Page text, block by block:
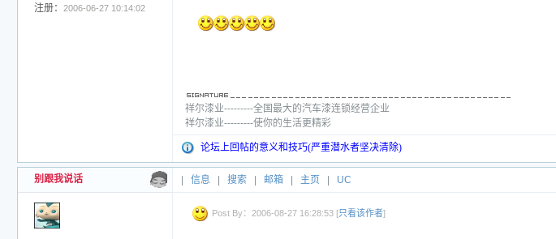
注册：
2006-06-27 10:14:02
祥尔漆业---------全国最大的汽车漆连锁经营企业
祥尔漆业---------使你的生活更精彩
论坛上回帖的意义和技巧(严重潜水者坚决清除)
别跟我说话 信息 搜索 邮箱 主页 UC
Post By：2006-08-27 16:28:53 [只看该作者]